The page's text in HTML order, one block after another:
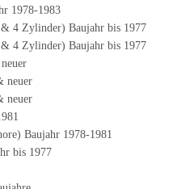
1978-1983
4 Zylinder) Baujahr bis 1977
4 Zylinder) Baujahr bis 1977
neuer
neuer
Baujahr 1978-1981
bis 1977